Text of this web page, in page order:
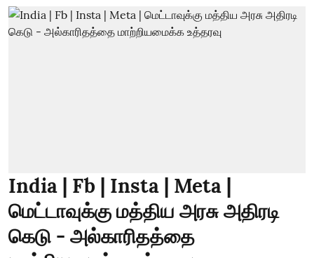
India | Fb | Insta | Meta |
மெட்டாவுக்கு மத்திய அரசு அதிரடி
கெடு - அல்காரிதத்தை